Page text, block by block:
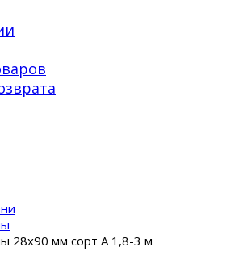
28x90 мм сорт А 1,8-3 м